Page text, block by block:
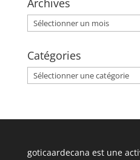
Archives
Catégories
Catégories
goticaardecana est une